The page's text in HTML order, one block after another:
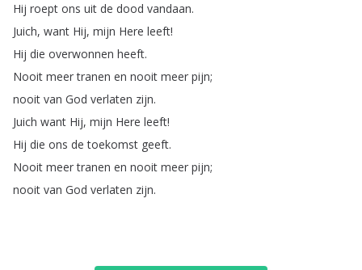
Hij roept ons uit de dood vandaan.
Juich, want Hij, mijn Here leeft!
Hij die overwonnen heeft.
Nooit meer tranen en nooit meer pijn;
nooit van God verlaten zijn.
Juich want Hij, mijn Here leeft!
Hij die ons de toekomst geeft.
Nooit meer tranen en nooit meer pijn;
nooit van God verlaten zijn.